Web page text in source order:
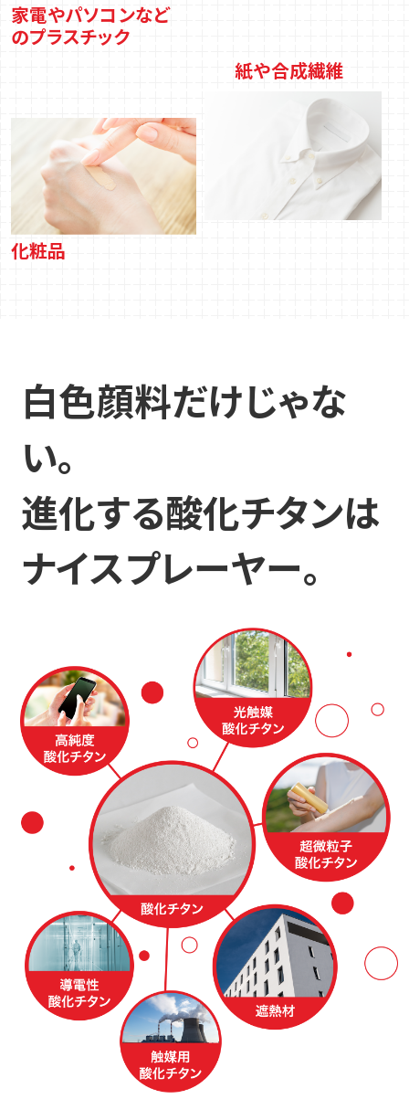
化粧品
家電やパソコンなど
のプラスチック
紙や合成繊維
白色顔料だけじゃな
い。
進化する酸化チタンは
ナイスプレーヤー。